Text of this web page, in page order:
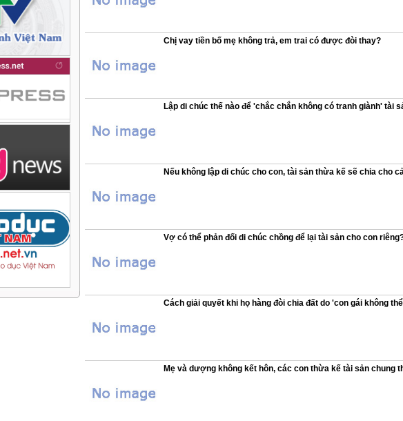
Chị vay tiền bố mẹ không trả, em trai có được đòi thay?
Lập di chúc thế nào để 'chắc chắn không có tranh giành' tài
Nếu không lập di chúc cho con, tài sản thừa kế sẽ chia cho
Vợ có thể phản đối di chúc chồng để lại tài sản cho con
Cách giải quyết khi họ hàng đòi chia đất do 'con gái không
Mẹ và dượng không kết hôn, các con thừa kế tài sản chung